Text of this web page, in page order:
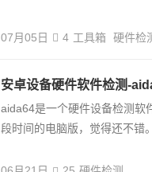
07月05日 4 工具箱 硬件检
安卓设备硬件软件检测-
aida64是一个硬件设备检测软
段时间的电脑版，觉得还不错。